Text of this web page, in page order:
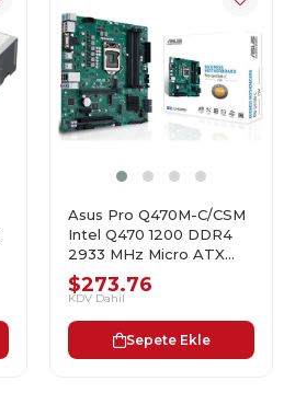
Asus Pro Q470M-C/CSM
Intel Q470 1200 DDR4
2933 MHz Micro ATX
Anakart
$273.76
KDV Dahil
Sepete Ekle